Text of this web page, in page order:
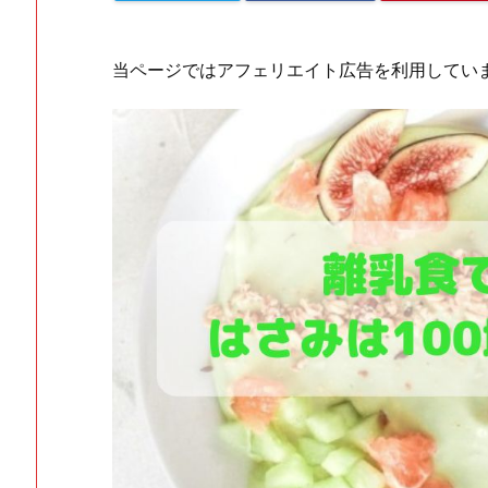
当ページではアフェリエイト広告を利用してい